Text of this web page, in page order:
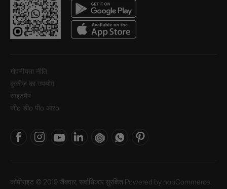
गोपनीयता नीति
कुकीज़ का उपयोग
साइटमैप
जीo डीo पीo आरo
कॉपीराइट © 2019 जैक्वार, सर्वाधिकार सुरक्षित Powered by nopCommerce.